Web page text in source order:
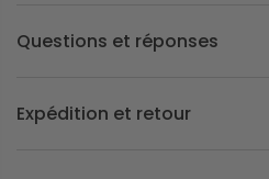
Questions et réponses
Expédition et retour